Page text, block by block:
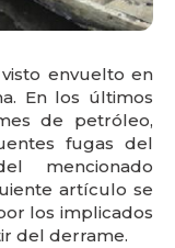
envuelto en
En los últimos
de petróleo,
fugas del
mencionado
artículo se
los implicados
del derrame.